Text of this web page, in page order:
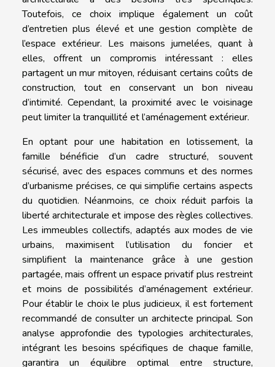
Toutefois, ce choix implique également un coût
d’entretien plus élevé et une gestion complète de
l’espace extérieur. Les maisons jumelées, quant à
elles, offrent un compromis intéressant : elles
partagent un mur mitoyen, réduisant certains coûts de
construction, tout en conservant un bon niveau
d’intimité. Cependant, la proximité avec le voisinage
peut limiter la tranquillité et l’aménagement extérieur.
En optant pour une habitation en lotissement, la
famille bénéficie d’un cadre structuré, souvent
sécurisé, avec des espaces communs et des normes
d’urbanisme précises, ce qui simplifie certains aspects
du quotidien. Néanmoins, ce choix réduit parfois la
liberté architecturale et impose des règles collectives.
Les immeubles collectifs, adaptés aux modes de vie
urbains, maximisent l’utilisation du foncier et
simplifient la maintenance grâce à une gestion
partagée, mais offrent un espace privatif plus restreint
et moins de possibilités d’aménagement extérieur.
Pour établir le choix le plus judicieux, il est fortement
recommandé de consulter un architecte principal. Son
analyse approfondie des typologies architecturales,
intégrant les besoins spécifiques de chaque famille,
garantira un équilibre optimal entre structure,